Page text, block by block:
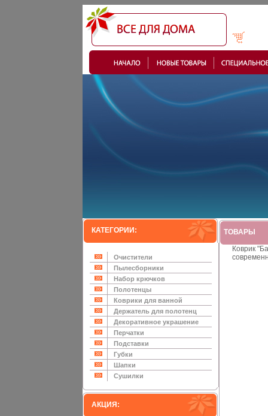
КАТЕГОРИИ:
Очистители
Пылесборники
Набор крючков
Полотенцы
Коврики для ванной
Держатель для полотенц
Декоративное украшение
Перчатки
Подставки
Губки
Шапки
Сушилки
АКЦИЯ:
ТОВАРЫ
Коврик